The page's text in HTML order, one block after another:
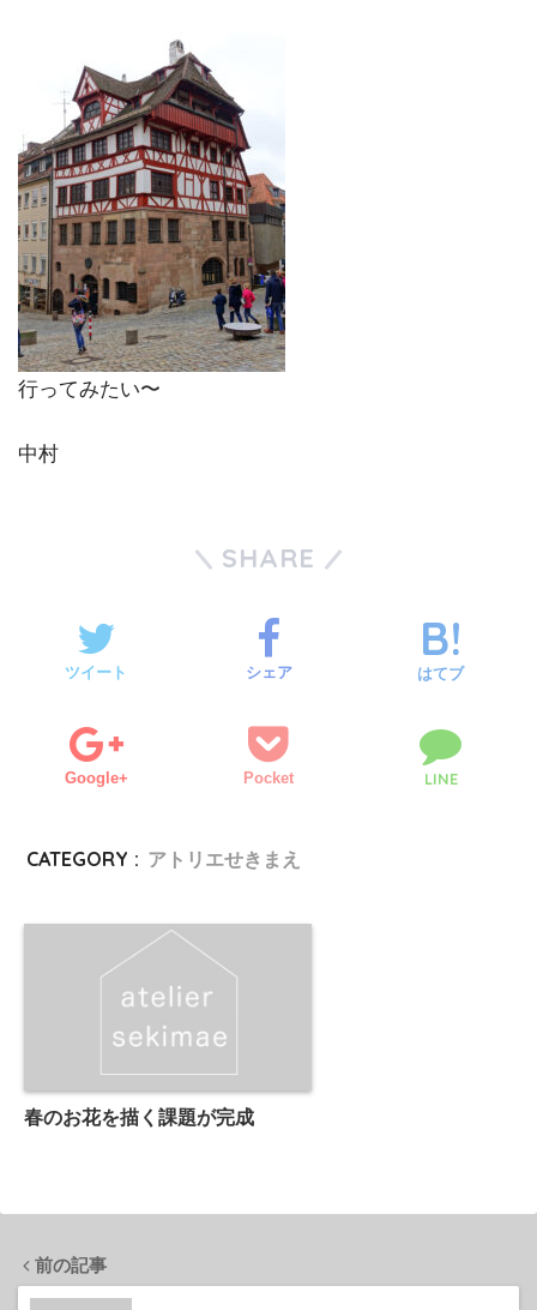
行ってみたい〜
中村
SHARE
ツイート シェア はてブ
Google+ Pocket LINE
CATEGORY : アトリエせきまえ
春のお花を描く課題が完成
前の記事